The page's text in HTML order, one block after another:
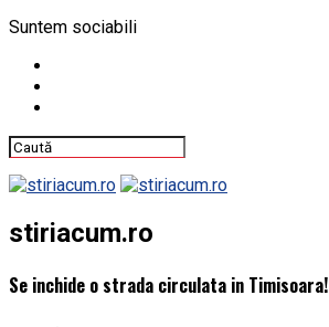
Suntem sociabili
stiriacum.ro
Se inchide o strada circulata in Timisoara!